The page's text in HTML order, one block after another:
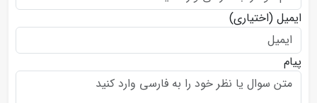
ایمیل (اختیاری)
پیام